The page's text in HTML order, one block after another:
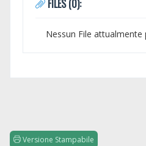
FILES (0):
Nessun File attualmente
Versione Stampabile